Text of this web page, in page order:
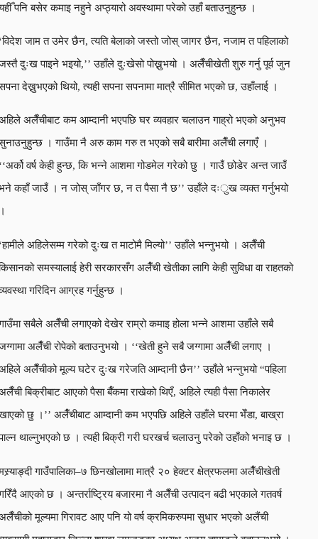
पनि बसेर कमाइ नहुने अप्ठ्यारो अवस्थामा परेको उहाँ बताउनुहुन्छ ।
जाम त उमेर छैन, त्यति बेलाको जस्तो जोस् जागर छैन, नजाम त पहिलाको
दुःख पाइने भइयो,’’ उहाँले दुःखेसो पोख्नुभयो । अलैँचीखेती शुरु गर्नु पूर्व जुन
देख्नुभएको थियो, त्यही सपना सपनामा मात्रै सीमित भएको छ, उहाँलाई ।
अलैँचीबाट कम आम्दानी भएपछि घर व्यवहार चलाउन गाह्रो भएको अनुभव
। गाउँमा नै अरु काम गरु त भएको सबै बारीमा अलैँची लगाएँ ।
वर्ष केही हुन्छ, कि भन्ने आशमा गोडमेल गरेको छु । गाउँ छोडेर अन्त जाउँ
कहाँ जाउँ । न जोस् जाँगर छ, न त पैसा नै छ’’ उहाँले दःुख व्यक्त गर्नुभयो
अहिलेसम्म गरेको दुःख त माटोमै मिल्यो’’ उहाँले भन्नुभयो । अलैँची
समस्यालाई हेरी सरकारसँग अलैँची खेतीका लागि केही सुविधा वा राहतको
गरिदिन आग्रह गर्नुहुन्छ ।
सबैले अलैँची लगाएको देखेर राम्रो कमाइ होला भन्ने आशमा उहाँले सबै
अलैँची रोपेको बताउनुभयो । ‘‘खेती हुने सबै जग्गामा अलैँची लगाए ।
अलैँचीको मूल्य घटेर दुःख गरेजति आम्दानी छैन’’ उहाँले भन्नुभयो “पहिला
बिक्रीबाट आएको पैसा बैँकमा राखेको थिएँ, अहिले त्यही पैसा निकालेर
छु ।’’ अलैँचीबाट आम्दानी कम भएपछि अहिले उहाँले घरमा भेँडा, बाख्रा
थाल्नुभएको छ । त्यही बिक्री गरी घरखर्च चलाउनु परेको उहाँको भनाइ छ ।
गाउँपालिका–७ छिनखोलामा मात्रै २० हेक्टर क्षेत्रफलमा अलैँचीखेती
आएको छ । अन्तर्राष्ट्रिय बजारमा नै अलैँची उत्पादन बढी भएकाले गतवर्ष
मूल्यमा गिरावट आए पनि यो वर्ष क्रमिकरुपमा सुधार भएको अलैंची